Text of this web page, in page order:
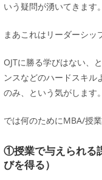
いう疑問が湧いてきます。
まあこれはリーダーシッ
OJTに勝る学びはない、
ンスなどのハードスキル
のみ、という気がします。
では何のためにMBA/授
①授業で与えられる
びを得る）